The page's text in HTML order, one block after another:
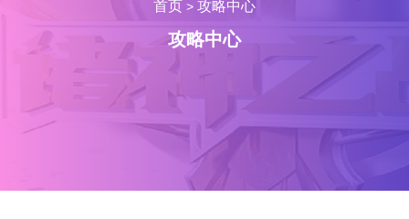
首页 > 攻略中心
攻略中心